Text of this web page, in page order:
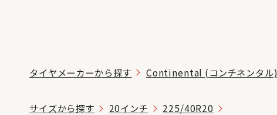
タイヤメーカーから探す Continental (コンチネンタル)
サイズから探す 20インチ 225/40R20